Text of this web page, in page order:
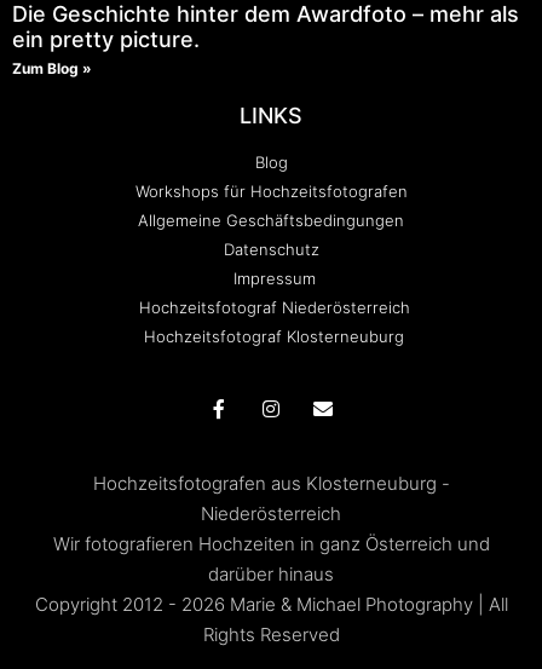
Die Geschichte hinter dem Awardfoto – mehr als
ein pretty picture.
Zum Blog »
LINKS
Blog
Workshops für Hochzeitsfotografen
Allgemeine Geschäftsbedingungen
Datenschutz
Impressum
Hochzeitsfotograf Niederösterreich
Hochzeitsfotograf Klosterneuburg
Hochzeitsfotografen aus Klosterneuburg -
Niederösterreich
Wir fotografieren Hochzeiten in ganz Österreich und
darüber hinaus
Copyright 2012 - 2026 Marie & Michael Photography | All
Rights Reserved